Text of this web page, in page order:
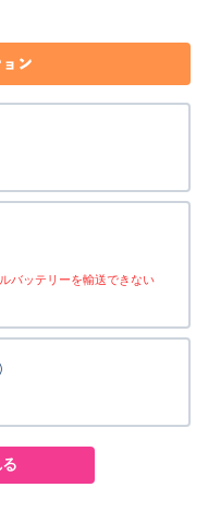
ン
バッテリーを輸送できない